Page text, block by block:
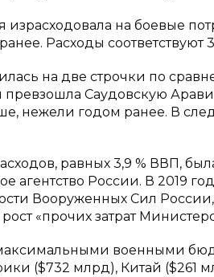
на боевые
Расходы соответствуют
на две строчки по
Саудовскую
нежели годом ранее. В
равных 3,9 % ВВП,
агентство России. В 2019
Вооруженных Сил
«прочих затрат
военными
($732 млрд), Китай ($261